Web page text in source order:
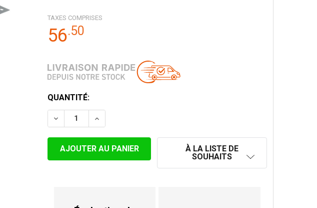
TAXES COMPRISES
56.50
STOCK
ACTUEL:
QUANTITÉ:
DIMINUER LA QUANTITÉ DE INOX SUPPORT PLANCHER POUR 250 MM
AUGMENTER LA QUANTITÉ DE INOX SUPPORT PLANCHER
À LA LISTE DE
SOUHAITS